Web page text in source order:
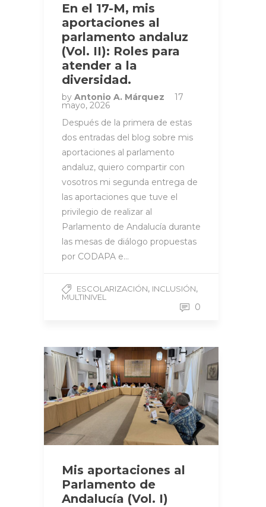
En el 17-M, mis
aportaciones al
parlamento andaluz
(Vol. II): Roles para
atender a la
diversidad.
by Antonio A. Márquez 17
mayo, 2026
Después de la primera de estas
dos entradas del blog sobre mis
aportaciones al parlamento
andaluz, quiero compartir con
vosotros mi segunda entrega de
las aportaciones que tuve el
privilegio de realizar al
Parlamento de Andalucía durante
las mesas de diálogo propuestas
por CODAPA e…
ESCOLARIZACIÓN, INCLUSIÓN,
MULTINIVEL
0
Mis aportaciones al
Parlamento de
Andalucía (Vol. I)